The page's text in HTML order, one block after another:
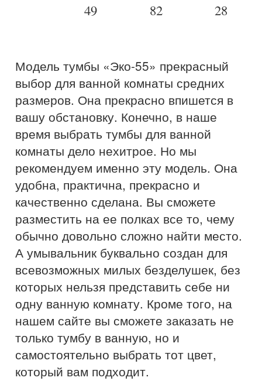
49 82 28
Модель тумбы «Эко-55» прекрасный
выбор для ванной комнаты средних
размеров. Она прекрасно впишется в
вашу обстановку. Конечно, в наше
время выбрать тумбы для ванной
комнаты дело нехитрое. Но мы
рекомендуем именно эту модель. Она
удобна, практична, прекрасно и
качественно сделана. Вы сможете
разместить на ее полках все то, чему
обычно довольно сложно найти место.
А умывальник буквально создан для
всевозможных милых безделушек, без
которых нельзя представить себе ни
одну ванную комнату. Кроме того, на
нашем сайте вы сможете заказать не
только тумбу в ванную, но и
самостоятельно выбрать тот цвет,
который вам подходит.